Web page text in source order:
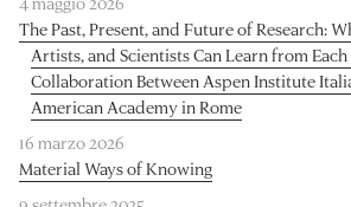
The Past, Present, and Future of Research:
Artists, and Scientists Can Learn from
Collaboration Between Aspen Institute
American Academy in Rome
16 marzo 2026
Material Ways of Knowing